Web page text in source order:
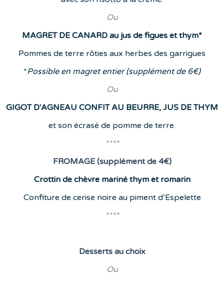
Ou
MAGRET DE CANARD au jus de figues et thym*
Pommes de terre rôties aux herbes des garrigues
*Possible en magret entier (supplément de 6€)
Ou
GIGOT D'AGNEAU CONFIT AU BEURRE, JUS DE THYM
et son écrasé de pomme de terre.
****
FROMAGE (supplément de 4€)
Crottin de chèvre mariné thym et romarin
Confiture de cerise noire au piment d’Espelette
****
Desserts au choix
Ou